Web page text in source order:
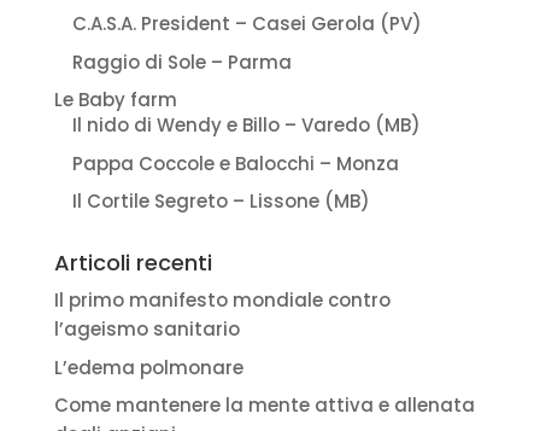
C.A.S.A. President – Casei Gerola (PV)
Raggio di Sole – Parma
Le Baby farm
Il nido di Wendy e Billo – Varedo (MB)
Pappa Coccole e Balocchi – Monza
Il Cortile Segreto – Lissone (MB)
Articoli recenti
Il primo manifesto mondiale contro
l’ageismo sanitario
L’edema polmonare
Come mantenere la mente attiva e allenata